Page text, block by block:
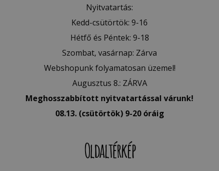
Nyitvatartás:
Kedd-csütörtök: 9-16
Hétfő és Péntek: 9-18
Szombat, vasárnap: Zárva
Webshopunk folyamatosan üzemel!
Augusztus 8.: ZÁRVA
Meghosszabbított nyitvatartással várunk!
08.13. (csütörtök) 9-20 óráig
Oldaltérkép